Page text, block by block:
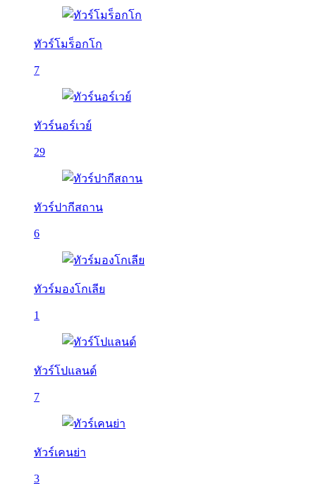
ทัวร์โมร็อกโก
7
ทัวร์นอร์เวย์
29
ทัวร์ปากีสถาน
6
ทัวร์มองโกเลีย
1
ทัวร์โปแลนด์
7
ทัวร์เคนย่า
3